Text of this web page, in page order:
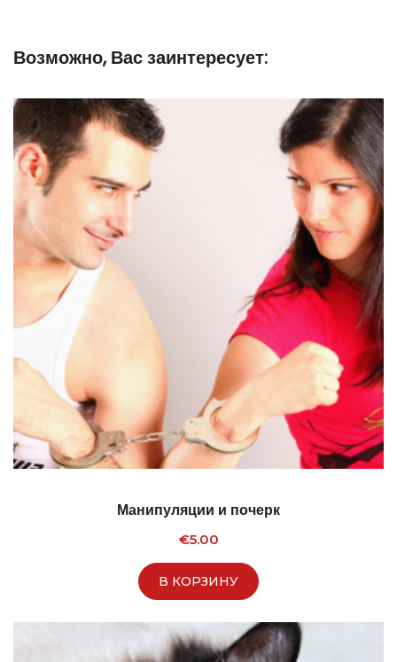
Возможно, Вас заинтересует:
Манипуляции и почерк
€5.00
В КОРЗИНУ